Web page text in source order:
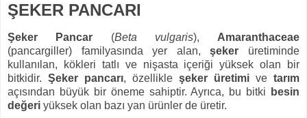
ŞEKER PANCARI
Şeker Pancar (Beta vulgaris), Amaranthaceae
(pancargiller) familyasında yer alan,şeker üretiminde
kullanılan, kökleri tatlı ve nişasta içeriği yüksek olan bir
bitkidir. Şeker pancarı, özellikle şeker üretimi ve tarım
açısından büyük bir öneme sahiptir. Ayrıca, bu bitki
besin
değeri yüksek olan bazı yan ürünler de üretir.